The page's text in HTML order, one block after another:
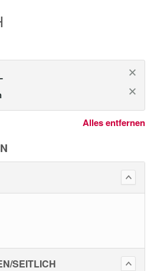
Alles entfernen
SEITLICH